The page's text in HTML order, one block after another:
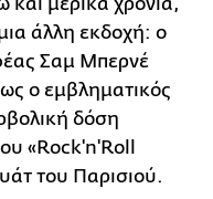
μερικά χρόνια,
άλλη εκδοχή: ο
Σαμ Μπερνέ
ο εμβληματικός
δόση
«Rock'n'Roll
του Παρισιού.